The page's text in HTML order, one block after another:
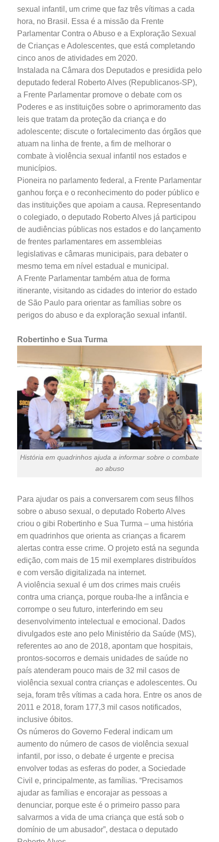
sexual infantil, um crime que faz três vítimas a cada
hora, no Brasil. Essa é a missão da Frente
Parlamentar Contra o Abuso e a Exploração Sexual
de Crianças e Adolescentes, que está completando
cinco anos de atividades em 2020.
Instalada na Câmara dos Deputados e presidida pelo
deputado federal Roberto Alves (Republicanos-SP),
a Frente Parlamentar promove o debate com os
Poderes e as instituições sobre o aprimoramento das
leis que tratam da proteção da criança e do
adolescente; discute o fortalecimento das órgãos que
atuam na linha de frente, a fim de melhorar o
combate à violência sexual infantil nos estados e
municípios.
Pioneira no parlamento federal, a Frente Parlamentar
ganhou força e o reconhecimento do poder público e
das instituições que apoiam a causa. Representando
o colegiado, o deputado Roberto Alves já participou
de audiências públicas nos estados e do lançamento
de frentes parlamentares em assembleias
legislativas e câmaras municipais, para debater o
mesmo tema em nível estadual e municipal.
A Frente Parlamentar também atua de forma
itinerante, visitando as cidades do interior do estado
de São Paulo para orientar as famílias sobre os
perigos do abuso e da exploração sexual infantil.
Robertinho e Sua Turma
História em quadrinhos ajuda a informar sobre o combate
ao abuso
Para ajudar os pais a conversarem com seus filhos
sobre o abuso sexual, o deputado Roberto Alves
criou o gibi Robertinho e Sua Turma – uma história
em quadrinhos que orienta as crianças a ficarem
alertas contra esse crime. O projeto está na segunda
edição, com mais de 15 mil exemplares distribuídos
e com versão digitalizada na internet.
A violência sexual é um dos crimes mais cruéis
contra uma criança, porque rouba-lhe a infância e
corrompe o seu futuro, interferindo em seu
desenvolvimento intelectual e emocional. Dados
divulgados este ano pelo Ministério da Saúde (MS),
referentes ao ano de 2018, apontam que hospitais,
prontos-socorros e demais unidades de saúde no
país atenderam pouco mais de 32 mil casos de
violência sexual contra crianças e adolescentes. Ou
seja, foram três vítimas a cada hora. Entre os anos de
2011 e 2018, foram 177,3 mil casos notificados,
inclusive óbitos.
Os números do Governo Federal indicam um
aumento do número de casos de violência sexual
infantil, por isso, o debate é urgente e precisa
envolver todas as esferas do poder, a Sociedade
Civil e, principalmente, as famílias. “Precisamos
ajudar as famílias e encorajar as pessoas a
denunciar, porque este é o primeiro passo para
salvarmos a vida de uma criança que está sob o
domínio de um abusador”, destaca o deputado